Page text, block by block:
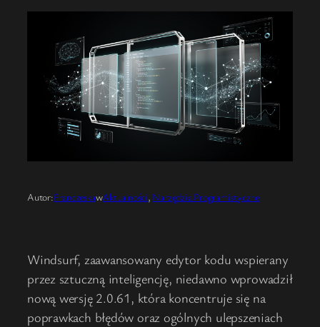
Autor:FranczeskawAktualności, Narzędzia Programistyczne
Windsurf, zaawansowany edytor kodu wspierany
przez sztuczną inteligencję, niedawno wprowadził
nową wersję 2.0.61, która koncentruje się na
poprawkach błędów oraz ogólnych ulepszeniach